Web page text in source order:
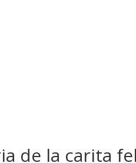
de la carita